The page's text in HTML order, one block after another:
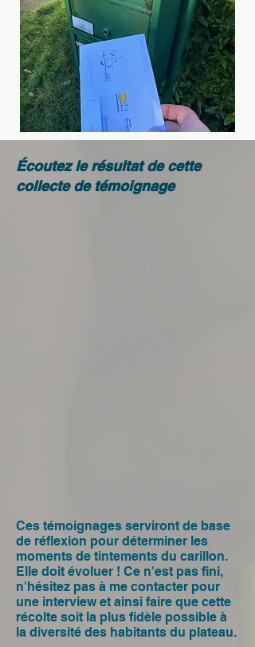
Écoutez le résultat de cette
collecte de témoignage
Ces témoignages serviront de base
de réflexion pour déterminer les
moments de tintements du carillon.
Elle doit évoluer ! Ce n'est pas fini,
n'hésitez pas à me contacter pour
une interview et ainsi faire que cette
récolte soit la plus fidèle possible à
la diversité des habitants du plateau.